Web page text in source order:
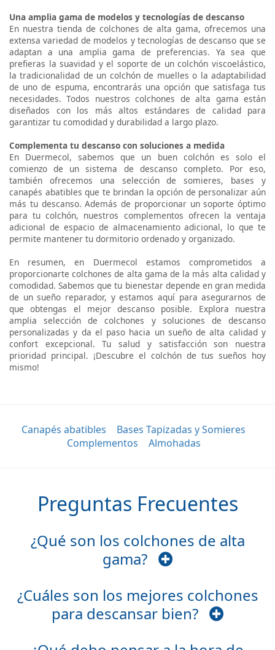
Una amplia gama de modelos y tecnologías de descanso
En nuestra tienda de colchones de alta gama, ofrecemos una
extensa variedad de modelos y tecnologías de descanso que se
adaptan a una amplia gama de preferencias. Ya sea que
prefieras la suavidad y el soporte de un colchón viscoelástico,
la tradicionalidad de un colchón de muelles o la adaptabilidad
de uno de espuma, encontrarás una opción que satisfaga tus
necesidades. Todos nuestros colchones de alta gama están
diseñados con los más altos estándares de calidad para
garantizar tu comodidad y durabilidad a largo plazo.
Complementa tu descanso con soluciones a medida
En Duermecol, sabemos que un buen colchón es solo el
comienzo de un sistema de descanso completo. Por eso,
también ofrecemos una selección de somieres, bases y
canapés abatibles que te brindan la opción de personalizar aún
más tu descanso. Además de proporcionar un soporte óptimo
para tu colchón, nuestros complementos ofrecen la ventaja
adicional de espacio de almacenamiento adicional, lo que te
permite mantener tu dormitorio ordenado y organizado.
En resumen, en Duermecol estamos comprometidos a
proporcionarte colchones de alta gama de la más alta calidad y
comodidad. Sabemos que tu bienestar depende en gran medida
de un sueño reparador, y estamos aquí para asegurarnos de
que obtengas el mejor descanso posible. Explora nuestra
amplia selección de colchones y soluciones de descanso
personalizadas y da el paso hacia un sueño de alta calidad y
confort excepcional. Tu salud y satisfacción son nuestra
prioridad principal. ¡Descubre el colchón de tus sueños hoy
mismo!
Canapés abatibles
Bases Tapizadas y Somieres
Complementos
Almohadas
Preguntas Frecuentes
¿Qué son los colchones de alta
gama?
¿Cuáles son los mejores colchones
para descansar bien?